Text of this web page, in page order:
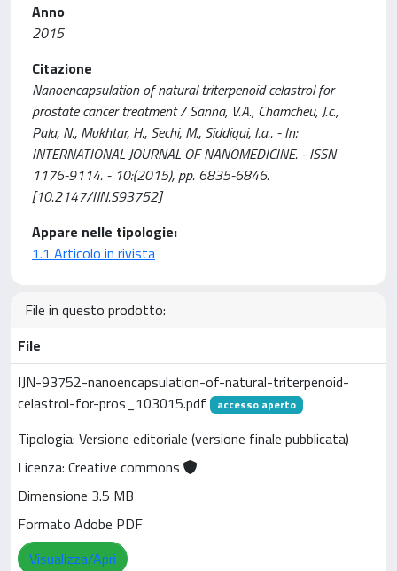
Anno
2015
Citazione
Nanoencapsulation of natural triterpenoid celastrol for
prostate cancer treatment / Sanna, V.A., Chamcheu, J.c.,
Pala, N., Mukhtar, H., Sechi, M., Siddiqui, I.a.. - In:
INTERNATIONAL JOURNAL OF NANOMEDICINE. - ISSN
1176-9114. - 10:(2015), pp. 6835-6846.
[10.2147/IJN.S93752]
Appare nelle tipologie:
1.1 Articolo in rivista
File in questo prodotto:
File
IJN-93752-nanoencapsulation-of-natural-triterpenoid-
celastrol-for-pros_103015.pdf
accesso aperto
Tipologia: Versione editoriale (versione finale pubblicata)
Licenza: Creative commons
Dimensione 3.5 MB
Formato Adobe PDF
Visualizza/Apri